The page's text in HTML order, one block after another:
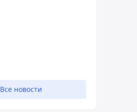
Все новости